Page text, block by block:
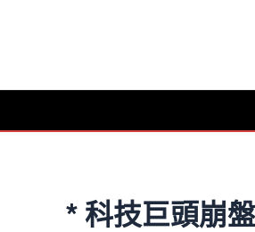
要
* 科技巨頭崩